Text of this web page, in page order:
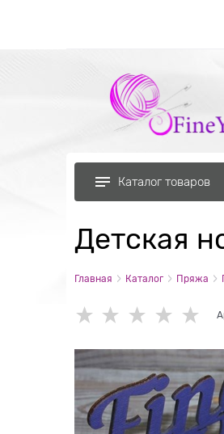
Каталог товаров
Детская
Главная Каталог Пряжа